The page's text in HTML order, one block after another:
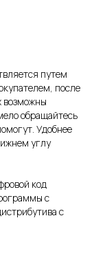
путем
после
возможны
обращайтесь
Удобнее
углу
код
с
с